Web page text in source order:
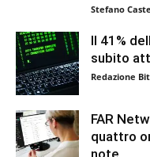
Stefano
Il 41%
subito
Redazione
FAR
quattro